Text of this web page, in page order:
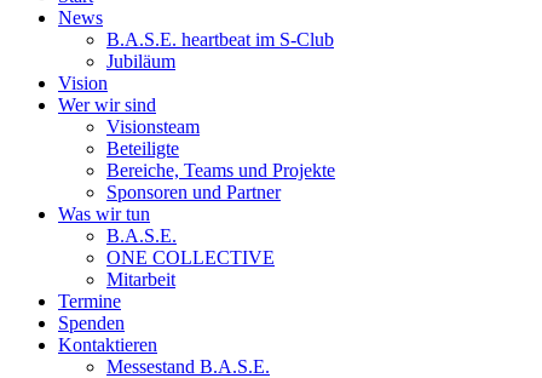
News
B.A.S.E. heartbeat im S-Club
Jubiläum
Vision
Wer wir sind
Visionsteam
Beteiligte
Bereiche, Teams und Projekte
Sponsoren und Partner
Was wir tun
B.A.S.E.
ONE COLLECTIVE
Mitarbeit
Termine
Spenden
Kontaktieren
Messestand B.A.S.E.